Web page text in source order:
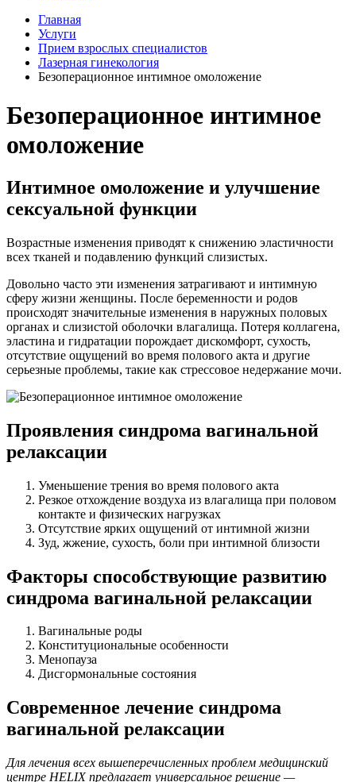
Главная
Услуги
Прием взрослых специалистов
Лазерная гинекология
Безоперационное интимное омоложение
Безоперационное интимное
омоложение
Интимное омоложение и улучшение
сексуальной функции
Возрастные изменения приводят к снижению эластичности
всех тканей и подавлению функций слизистых.
Довольно часто эти изменения затрагивают и интимную
сферу жизни женщины. После беременности и родов
происходят значительные изменения в наружных половых
органах и слизистой оболочки влагалища. Потеря коллагена,
эластина и гидратации порождает дискомфорт, сухость,
отсутствие ощущений во время полового акта и другие
серьезные проблемы, такие как стрессовое недержание мочи.
Проявления синдрома вагинальной
релаксации
Уменьшение трения во время полового акта
Резкое отхождение воздуха из влагалища при половом
контакте и физических нагрузках
Отсутствие ярких ощущений от интимной жизни
Зуд, жжение, сухость, боли при интимной близости
Факторы способствующие развитию
синдрома вагинальной релаксации
Вагинальные роды
Конституциональные особенности
Менопауза
Дисгормональные состояния
Современное лечение синдрома
вагинальной релаксации
Для лечения всех вышеперечисленных проблем медицинский
центре HELIX предлагает универсальное решение —